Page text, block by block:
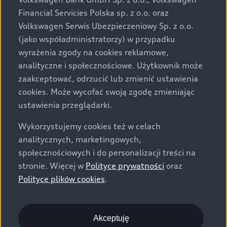
za dopłatą. Wiążące ustalenie ceny, wyposażenia i
specyfikacji pojazdu następują w umowie sprzedaży, a
określenie parametrów technicznych zawiera
świadectwo homologacji typu pojazdu. Zastrzegamy
sobie prawo do zmian i pomyłek. Wszelkie informacje
prezentowane na stronie są aktualne na dzień ich
zamieszczania. W celu uzyskania najnowszych
informacji prosimy kontaktować się z Partnerem Marki
Audi.
Wszystkie produkowane obecnie samochody marki Audi
są wykonywane z materiałów spełniających pod
względem możliwości odzysku i recyklingu wymagania
określone w normie ISO 22628 i są zgodne z
europejskimi świadectwami homologacji wydanymi wg
o.o. podlega obowiązkowi zapewnienia wszystkim
użytkownikom samochodów marki Volkswagen sieci
Financial Servicies Polska sp. z o.o. oraz
Volkswagen Serwis Ubezpieczeniowy Sp. z o.o.
(jako współadministratorzy) w przypadku
wyrażenia zgody na cookies reklamowe,
analityczne i społecznościowe. Użytkownik może
zaakceptować, odrzucić lub zmienić ustawienia
cookies. Może wycofać swoją zgodę zmieniając
ustawienia przeglądarki.
Wykorzystujemy cookies też w celach
analitycznych, marketingowych,
społecznościowych i do personalizacji treści na
stronie. Więcej w Polityce prywatności oraz
Polityce plików cookies.
Akceptuję